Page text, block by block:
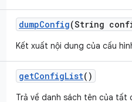
dumpConfig(String
Kết xuất nội dung của cấu
getConfigList()
Trả về danh sách tên của tất